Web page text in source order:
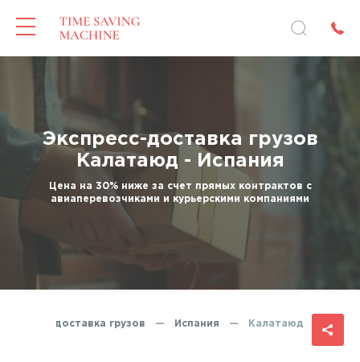
Экспресс-доставка грузов
Калатаюд - Испания
Цена на 30% ниже за счет прямых контрактов с
авиаперевозчиками и курьерскими компаниями
Экспресс-доставка грузов — Испания — Калатаюд